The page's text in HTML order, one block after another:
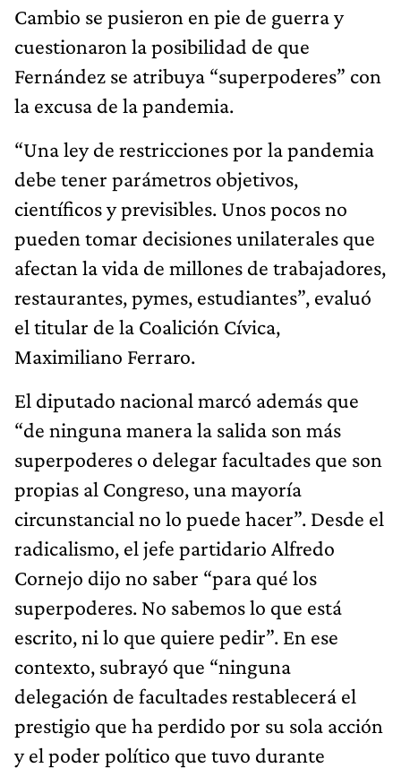
Cambio se pusieron en pie de guerra y
cuestionaron la posibilidad de que
Fernández se atribuya “superpoderes” con
la excusa de la pandemia.
“Una ley de restricciones por la pandemia
debe tener parámetros objetivos,
científicos y previsibles. Unos pocos no
pueden tomar decisiones unilaterales que
afectan la vida de millones de trabajadores,
restaurantes, pymes, estudiantes”, evaluó
el titular de la Coalición Cívica,
Maximiliano Ferraro.
El diputado nacional marcó además que
“de ninguna manera la salida son más
superpoderes o delegar facultades que son
propias al Congreso, una mayoría
circunstancial no lo puede hacer”. Desde el
radicalismo, el jefe partidario Alfredo
Cornejo dijo no saber “para qué los
superpoderes. No sabemos lo que está
escrito, ni lo que quiere pedir”. En ese
contexto, subrayó que “ninguna
delegación de facultades restablecerá el
prestigio que ha perdido por su sola acción
y el poder político que tuvo durante